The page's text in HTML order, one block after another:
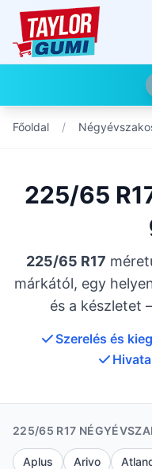
Főoldal /
225/65
225/65 R17
márkától, egy
és a készletet
Szerelés és
225/65 R17
Aplus Arivo